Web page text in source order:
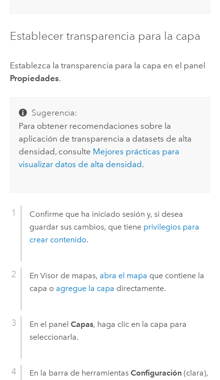
Establecer transparencia para la capa
Establezca la transparencia para la capa en el panel
Propiedades.
Sugerencia:
Para obtener recomendaciones sobre la
aplicación de transparencia a datasets de alta
densidad, consulte Mejores prácticas para
visualizar datos de alta densidad.
Confirme que ha iniciado sesión y, si desea
guardar sus cambios, que tiene privilegios para
crear contenido.
En Visor de mapas, abra el mapa que contiene la
capa o agregue la capa directamente.
En el panel Capas, haga clic en la capa para
seleccionarla.
En la barra de herramientas Configuración(clara),